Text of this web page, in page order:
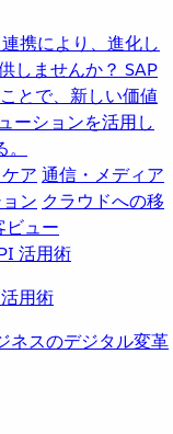
携により、進化し
しませんか？ SAP
とで、新しい価値
ーションを活用し
ア 通信・メディア
ン クラウドへの移
ビュー
用術
ネスのデジタル変革